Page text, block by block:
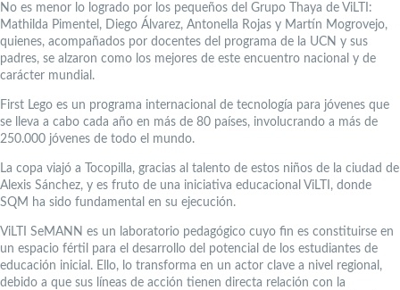
No es menor lo logrado por los pequeños del Grupo Thaya de ViLTI:
Mathilda Pimentel, Diego Álvarez, Antonella Rojas y Martín Mogrovejo,
quienes, acompañados por docentes del programa de la UCN y sus
padres, se alzaron como los mejores de este encuentro nacional y de
carácter mundial.
First Lego es un programa internacional de tecnología para jóvenes que
se lleva a cabo cada año en más de 80 países, involucrando a más de
250.000 jóvenes de todo el mundo.
La copa viajó a Tocopilla, gracias al talento de estos niños de la ciudad de
Alexis Sánchez, y es fruto de una iniciativa educacional ViLTI, donde
SQM ha sido fundamental en su ejecución.
ViLTI SeMANN es un laboratorio pedagógico cuyo fin es constituirse en
un espacio fértil para el desarrollo del potencial de los estudiantes de
educación inicial. Ello, lo transforma en un actor clave a nivel regional,
debido a que sus líneas de acción tienen directa relación con la